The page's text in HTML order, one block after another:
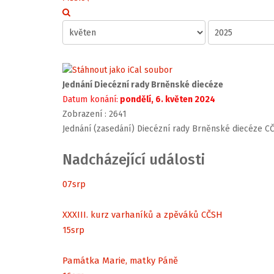
Jednání Diecézní rady Brněnské diecéze
Datum konání: pondělí, 6. květen 2024
Zobrazení : 2641
Jednání (zasedání) Diecézní rady Brněnské diecéze
Nadcházející události
07srp
XXXIII. kurz varhaníků a zpěváků CČSH
15srp
Památka Marie, matky Páně